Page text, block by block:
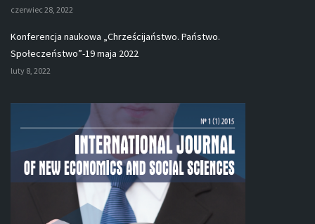
czerwiec 28, 2022
Konferencja naukowa „Chrześcijaństwo. Państwo.
Społeczeństwo”-19 maja 2022
luty 8, 2022